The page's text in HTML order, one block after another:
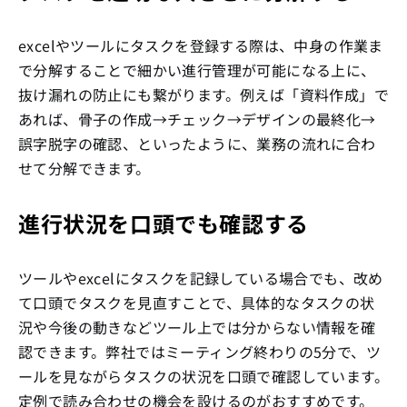
excelやツールにタスクを登録する際は、中身の作業ま
で分解することで細かい進行管理が可能になる上に、
抜け漏れの防止にも繋がります。例えば「資料作成」で
あれば、骨子の作成→チェック→デザインの最終化→
誤字脱字の確認、といったように、業務の流れに合わ
せて分解できます。
進行状況を口頭でも確認する
ツールやexcelにタスクを記録している場合でも、改め
て口頭でタスクを見直すことで、具体的なタスクの状
況や今後の動きなどツール上では分からない情報を確
認できます。弊社ではミーティング終わりの5分で、ツ
ールを見ながらタスクの状況を口頭で確認しています。
定例で読み合わせの機会を設けるのがおすすめです。